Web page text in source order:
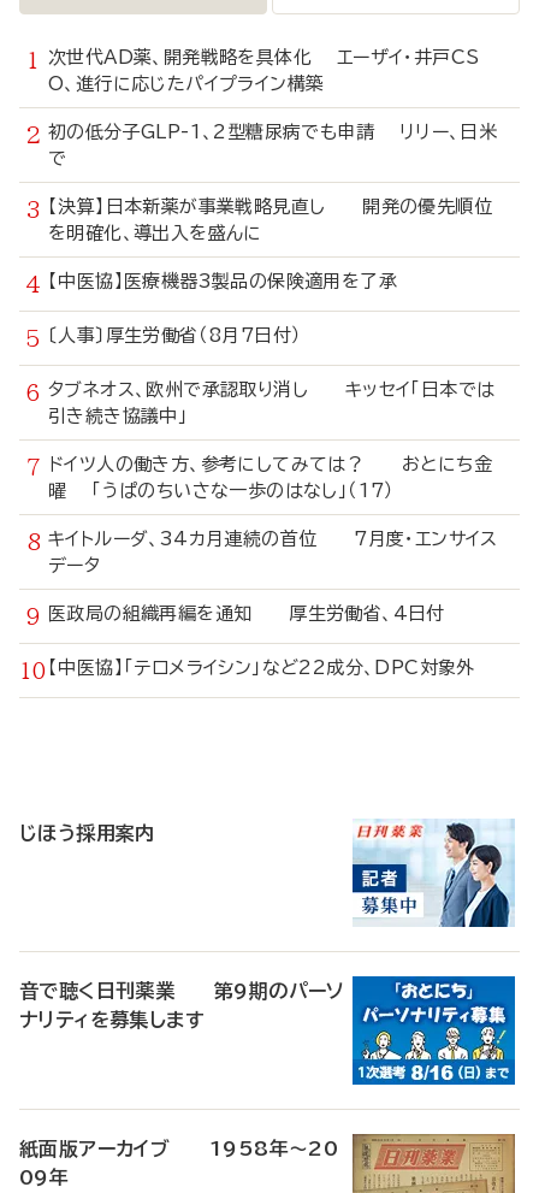
次世代AD薬、開発戦略を具体化 エーザイ・井戸CS
O、進行に応じたパイプライン構築
初の低分子GLP-1、2型糖尿病でも申請 リリー、日米
で
【決算】日本新薬が事業戦略見直し 開発の優先順位
を明確化、導出入を盛んに
【中医協】医療機器3製品の保険適用を了承
〔人事〕厚生労働省（8月7日付）
タブネオス、欧州で承認取り消し キッセイ「日本では
引き続き協議中」
ドイツ人の働き方、参考にしてみては？ おとにち金
曜 「うぱのちいさな一歩のはなし」（17）
キイトルーダ、34カ月連続の首位 7月度・エンサイス
データ
医政局の組織再編を通知 厚生労働省、4日付
【中医協】「テロメライシン」など22成分、DPC対象外
じほう採用案内
音で聴く日刊薬業 第9期のパーソ
ナリティを募集します
紙面版アーカイブ 1958年～20
09年